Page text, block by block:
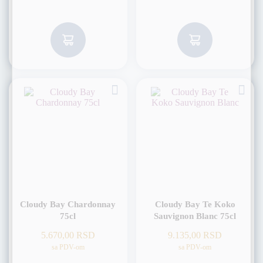
Cloudy Bay Chardonnay
75cl
5.670,00 RSD
sa PDV-om
Cloudy Bay Te Koko
Sauvignon Blanc 75cl
9.135,00 RSD
sa PDV-om